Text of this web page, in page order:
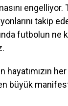
takip
futbolun ne
hayatımızın
büyük